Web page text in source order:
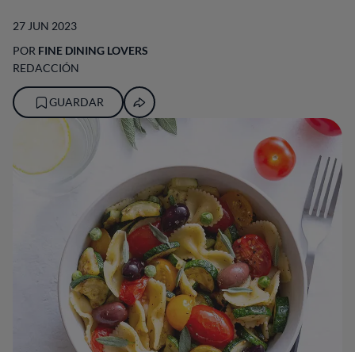
27 JUN 2023
POR FINE DINING LOVERS
REDACCIÓN
GUARDAR